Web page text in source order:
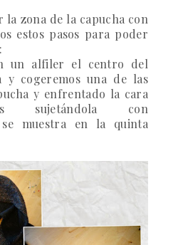
la zona de la capucha con
estos pasos para poder
un alfiler el centro del
y cogeremos una de las
y enfrentado la cara
sujetándola con
muestra en la quinta